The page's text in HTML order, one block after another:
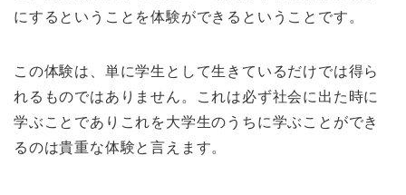
にするということを体験ができるということです。
この体験は、単に学生として生きているだけでは得ら
れるものではありません。これは必ず社会に出た時に
学ぶことでありこれを大学生のうちに学ぶことができ
るのは貴重な体験と言えます。